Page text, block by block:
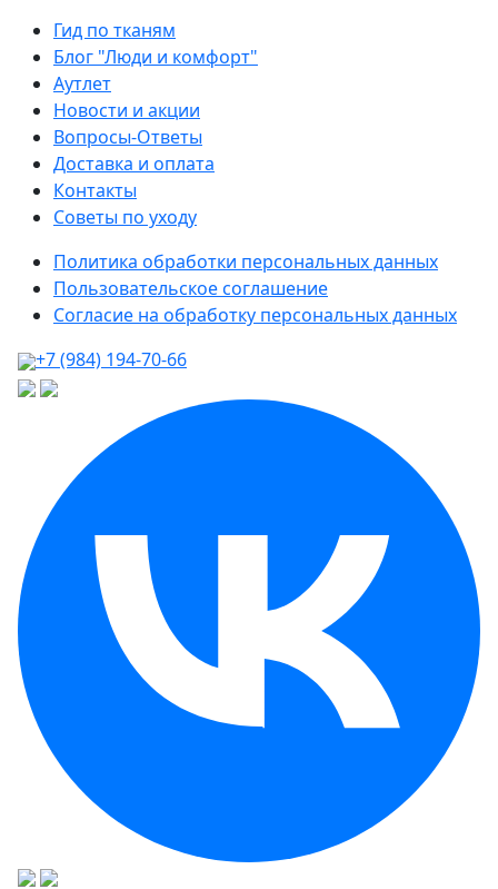
Гид по тканям
Блог "Люди и комфорт"
Аутлет
Новости и акции
Вопросы-Ответы
Доставка и оплата
Контакты
Советы по уходу
Политика обработки персональных данных
Пользовательское соглашение
Согласие на обработку персональных данных
+7 (984) 194-70-66